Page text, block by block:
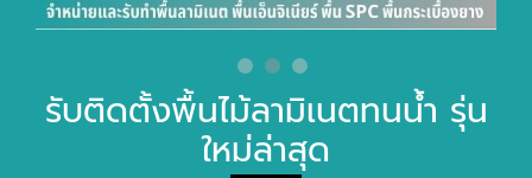
รับติดตั้งพื้นไม้ลามิเนตทนน้ำ รุ่น
ใหม่ล่าสุด